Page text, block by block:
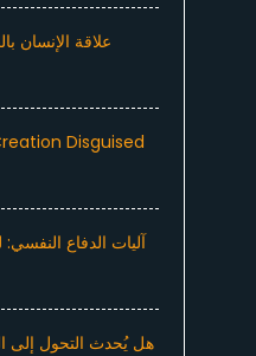
علاقة الإنسان
Disguised
آليات الدفاع
هل يُحدث التحول إلى